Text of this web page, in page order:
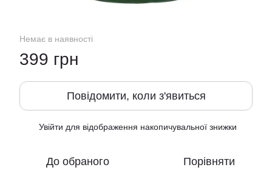
Немає в наявності
399 грн
Повідомити, коли з'явиться
Увійти для відображення накопичувальної знижки
До обраного Порівняти